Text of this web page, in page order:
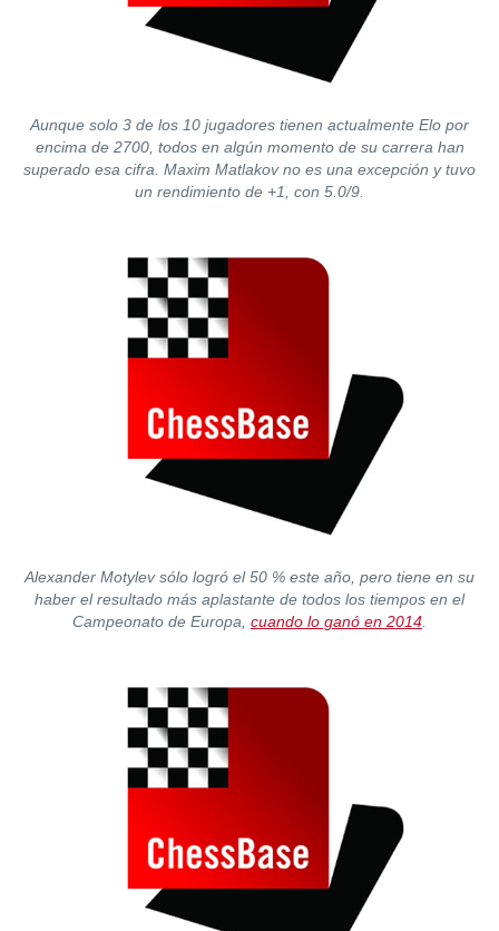
Aunque solo 3 de los 10 jugadores tienen actualmente Elo por
encima de 2700, todos en algún momento de su carrera han
superado esa cifra. Maxim Matlakov no es una excepción y tuvo
un rendimiento de +1, con 5.0/9.
Alexander Motylev sólo logró el 50 % este año, pero tiene en su
haber el resultado más aplastante de todos los tiempos en el
Campeonato de Europa, cuando lo ganó en 2014